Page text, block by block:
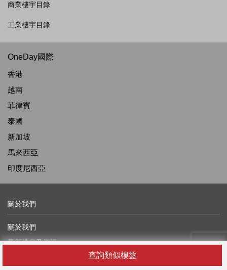
查詢類似樓盤
商業樓宇目錄
工業樓宇目錄
OneDay國際
香港
越南
菲律賓
泰國
新加坡
馬來西亞
印度尼西亞
關於我們
關於我們
最新消息及資訊